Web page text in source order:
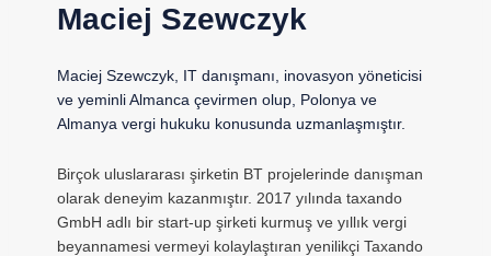
Maciej Szewczyk
Maciej Szewczyk, IT danışmanı, inovasyon yöneticisi
ve yeminli Almanca çevirmen olup, Polonya ve
Almanya vergi hukuku konusunda uzmanlaşmıştır.
Birçok uluslararası şirketin BT projelerinde danışman
olarak deneyim kazanmıştır. 2017 yılında taxando
GmbH adlı bir start-up şirketi kurmuş ve yıllık vergi
beyannamesi vermeyi kolaylaştıran yenilikçi Taxando